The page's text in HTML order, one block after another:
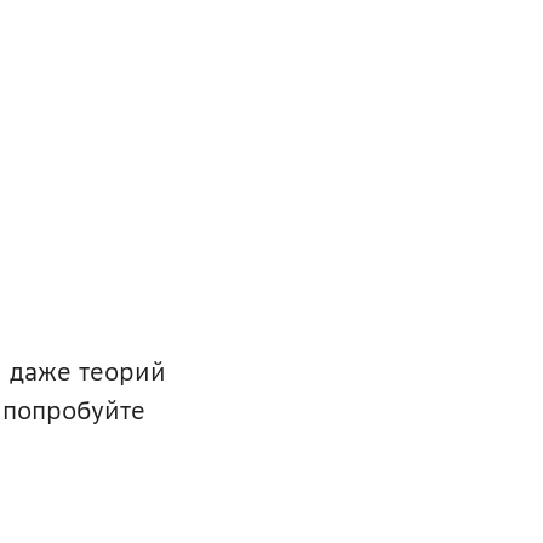
даже теорий